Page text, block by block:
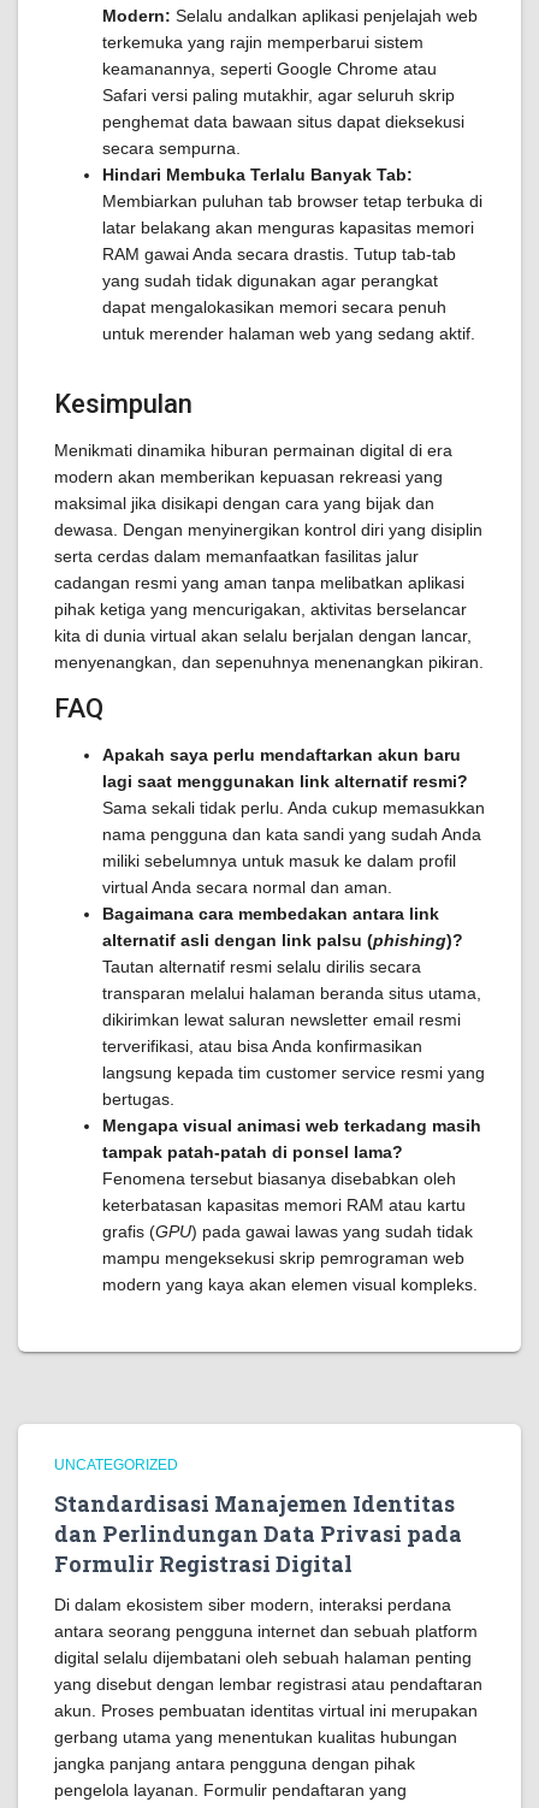
Modern: Selalu andalkan aplikasi penjelajah web
terkemuka yang rajin memperbarui sistem
keamanannya, seperti Google Chrome atau
Safari versi paling mutakhir, agar seluruh skrip
penghemat data bawaan situs dapat dieksekusi
secara sempurna.
Hindari Membuka Terlalu Banyak Tab:
Membiarkan puluhan tab browser tetap terbuka di
latar belakang akan menguras kapasitas memori
RAM gawai Anda secara drastis. Tutup tab-tab
yang sudah tidak digunakan agar perangkat
dapat mengalokasikan memori secara penuh
untuk merender halaman web yang sedang aktif.
Kesimpulan
Menikmati dinamika hiburan permainan digital di era
modern akan memberikan kepuasan rekreasi yang
maksimal jika disikapi dengan cara yang bijak dan
dewasa. Dengan menyinergikan kontrol diri yang disiplin
serta cerdas dalam memanfaatkan fasilitas jalur
cadangan resmi yang aman tanpa melibatkan aplikasi
pihak ketiga yang mencurigakan, aktivitas berselancar
kita di dunia virtual akan selalu berjalan dengan lancar,
menyenangkan, dan sepenuhnya menenangkan pikiran.
FAQ
Apakah saya perlu mendaftarkan akun baru
lagi saat menggunakan link alternatif resmi?
Sama sekali tidak perlu. Anda cukup memasukkan
nama pengguna dan kata sandi yang sudah Anda
miliki sebelumnya untuk masuk ke dalam profil
virtual Anda secara normal dan aman.
Bagaimana cara membedakan antara link
alternatif asli dengan link palsu (phishing)?
Tautan alternatif resmi selalu dirilis secara
transparan melalui halaman beranda situs utama,
dikirimkan lewat saluran newsletter email resmi
terverifikasi, atau bisa Anda konfirmasikan
langsung kepada tim customer service resmi yang
bertugas.
Mengapa visual animasi web terkadang masih
tampak patah-patah di ponsel lama?
Fenomena tersebut biasanya disebabkan oleh
keterbatasan kapasitas memori RAM atau kartu
grafis (GPU) pada gawai lawas yang sudah tidak
mampu mengeksekusi skrip pemrograman web
modern yang kaya akan elemen visual kompleks.
UNCATEGORIZED
Standardisasi Manajemen Identitas
dan Perlindungan Data Privasi pada
Formulir Registrasi Digital
Di dalam ekosistem siber modern, interaksi perdana
antara seorang pengguna internet dan sebuah platform
digital selalu dijembatani oleh sebuah halaman penting
yang disebut dengan lembar registrasi atau pendaftaran
akun. Proses pembuatan identitas virtual ini merupakan
gerbang utama yang menentukan kualitas hubungan
jangka panjang antara pengguna dengan pihak
pengelola layanan. Formulir pendaftaran yang